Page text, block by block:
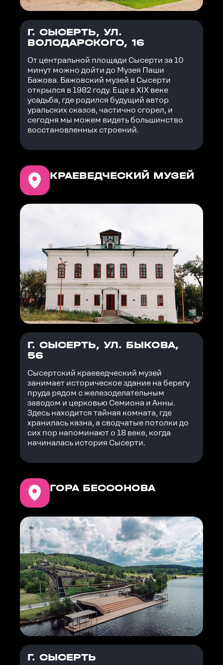
Г. СЫСЕРТЬ, УЛ.
ВОЛОДАРСКОГО, 16
От центральной площади Сысерти за 10
минут можно дойти до Музея Паши
Бажова. Бажовский музей в Сысерти
открылся в 1982 году. Еще в XIX веке
усадьба, где родился будущий автор
уральских сказов, частично сгорел, и
сегодня мы можем видеть большинство
восстановленных строений.
КРАЕВЕДЧЕСКИЙ МУЗЕЙ
Г. СЫСЕРТЬ, УЛ. БЫКОВА,
56
Сысертский краеведческий музей
занимает историческое здание на берегу
пруда рядом с железоделательным
заводом и церковью Семиона и Анны.
Здесь находится тайная комната, где
хранилась казна, а сводчатые потолки до
сих пор напоминают о 18 веке, когда
начиналась история Сысерти.
ГОРА БЕССОНОВА
Г. СЫСЕРТЬ